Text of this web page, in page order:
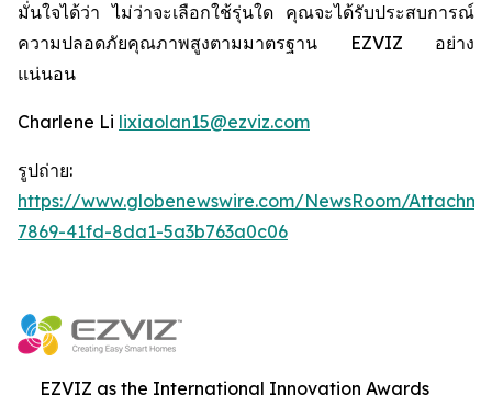
มั่นใจได้ว่า ไม่ว่าจะเลือกใช้รุ่นใด คุณจะได้รับประสบการณ์
ความปลอดภัยคุณภาพสูงตามมาตรฐาน EZVIZ อย่าง
แน่นอน
Charlene Li lixiaolan15@ezviz.com
รูปถ่าย:
https://www.globenewswire.com/NewsRoom/
7869-41fd-8da1-5a3b763a0c06
EZVIZ as the International Innovation Awards